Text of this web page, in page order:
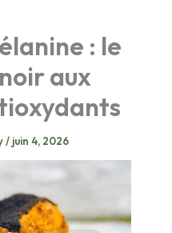
: le
aux
/ juin 4, 2026